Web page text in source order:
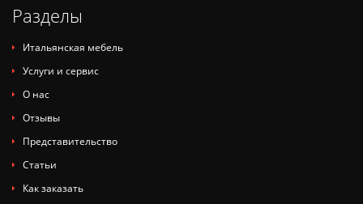
Разделы
Итальянская мебель
Услуги и сервис
О нас
Отзывы
Представительство
Статьи
Как заказать